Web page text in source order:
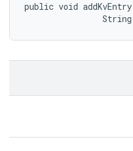
public void